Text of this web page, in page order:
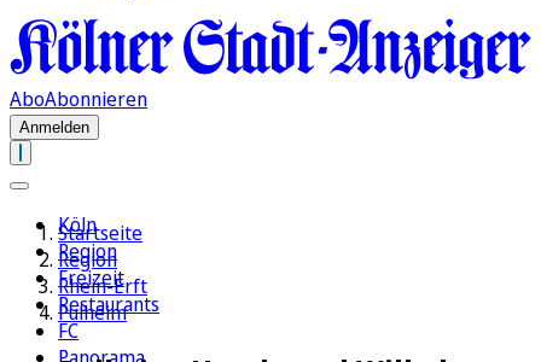
AboAbonnieren
Anmelden
Köln
Region
Freizeit
Restaurants
FC
Startseite
Region
Rhein-Erft
Pulheim